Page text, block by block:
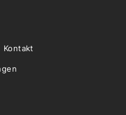
Kontakt